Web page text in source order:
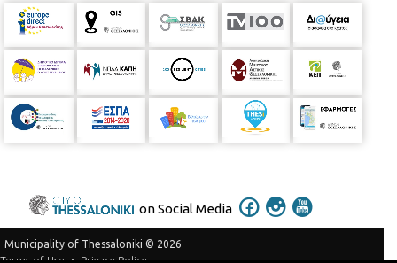
on Social Media
Municipality of Thessaloniki © 2026
Terms of Use
Privacy Policy